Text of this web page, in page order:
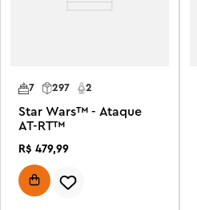
297 2
7
Star Wars™ - Ataque
AT-RT™
R$ 479,99